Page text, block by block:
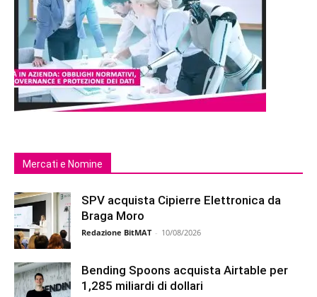
Mercati e Nomine
SPV acquista Cipierre Elettronica da
Braga Moro
Redazione BitMAT - 10/08/2026
Bending Spoons acquista Airtable per
1,285 miliardi di dollari